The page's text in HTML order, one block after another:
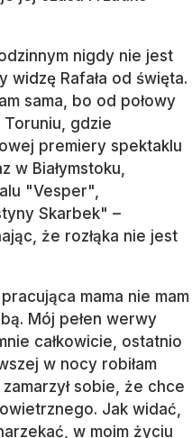
nigdy nie jest
widzę Rafała od święta.
sama, bo od połowy
gdzie
premiery spektaklu
w Białymstoku,
"Vesper",
Skarbek" –
że rozłąka nie jest
mama nie mam
Mój pełen werwy
całkowicie, ostatnio
w nocy robiłam
sobie, że chce
Jak widać,
w moim życiu